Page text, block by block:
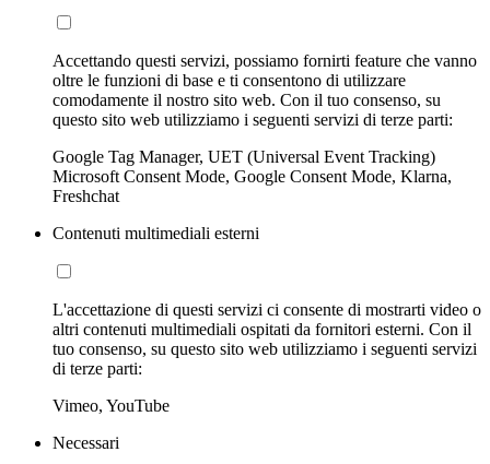
Accettando questi servizi, possiamo fornirti feature che vanno
oltre le funzioni di base e ti consentono di utilizzare
comodamente il nostro sito web. Con il tuo consenso, su
questo sito web utilizziamo i seguenti servizi di terze parti:
Google Tag Manager, UET (Universal Event Tracking)
Microsoft Consent Mode, Google Consent Mode, Klarna,
Freshchat
Contenuti multimediali esterni
L'accettazione di questi servizi ci consente di mostrarti video o
altri contenuti multimediali ospitati da fornitori esterni. Con il
tuo consenso, su questo sito web utilizziamo i seguenti servizi
di terze parti:
Vimeo, YouTube
Necessari